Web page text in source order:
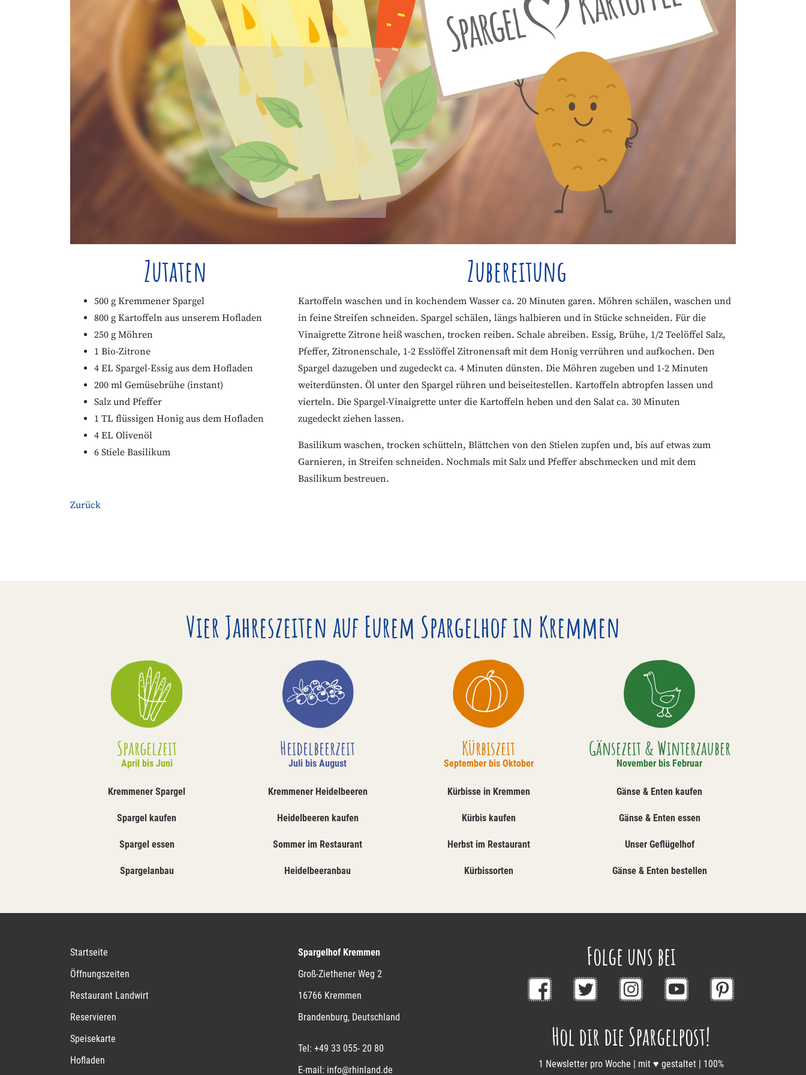
Zutaten
500 g Kremmener Spargel
800 g Kartoffeln aus unserem Hofladen
250 g Möhren
1 Bio-Zitrone
4 EL Spargel-Essig aus dem Hofladen
200 ml Gemüsebrühe (instant)
Salz und Pfeffer
1 TL flüssigen Honig aus dem Hofladen
4 EL Olivenöl
6 Stiele Basilikum
Zubereitung
Kartoffeln waschen und in kochendem Wasser ca. 20 Minuten garen. Möhren schälen, waschen und
in feine Streifen schneiden. Spargel schälen, längs halbieren und in Stücke schneiden. Für die
Vinaigrette Zitrone heiß waschen, trocken reiben. Schale abreiben. Essig, Brühe, 1/2 Teelöffel Salz,
Pfeffer, Zitronenschale, 1-2 Esslöffel Zitronensaft mit dem Honig verrühren und aufkochen. Den
Spargel dazugeben und zugedeckt ca. 4 Minuten dünsten. Die Möhren zugeben und 1-2 Minuten
weiterdünsten. Öl unter den Spargel rühren und beiseitestellen. Kartoffeln abtropfen lassen und
vierteln. Die Spargel-Vinaigrette unter die Kartoffeln heben und den Salat ca. 30 Minuten
zugedeckt ziehen lassen.
Basilikum waschen, trocken schütteln, Blättchen von den Stielen zupfen und, bis auf etwas zum
Garnieren, in Streifen schneiden. Nochmals mit Salz und Pfeffer abschmecken und mit dem
Basilikum bestreuen.
Zurück
Vier Jahreszeiten auf Eurem Spargelhof in Kremmen
Spargelzeit
April bis Juni
Kremmener Spargel
Spargel kaufen
Spargel essen
Spargelanbau
Heidelbeerzeit
Juli bis August
Kremmener Heidelbeeren
Heidelbeeren kaufen
Sommer im Restaurant
Heidelbeeranbau
Kürbiszeit
September bis Oktober
Kürbisse in Kremmen
Kürbis kaufen
Herbst im Restaurant
Kürbissorten
Gänsezeit & Winterzauber
November bis Februar
Gänse & Enten kaufen
Gänse & Enten essen
Unser Geflügelhof
Gänse & Enten bestellen
Startseite
Öffnungszeiten
Restaurant Landwirt
Reservieren
Speisekarte
Hofladen
Spargelhof Kremmen
Groß-Ziethener Weg 2
16766 Kremmen
Brandenburg, Deutschland
Tel: +49 33 055- 20 80
E-mail: info@rhinland.de
Folge uns bei
Hol dir die Spargelpost!
1 Newsletter pro Woche | mit ♥ gestaltet | 100%